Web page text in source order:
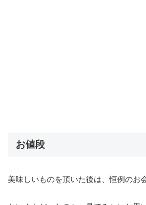
お値段
美味しいものを頂いた後は、恒例のお